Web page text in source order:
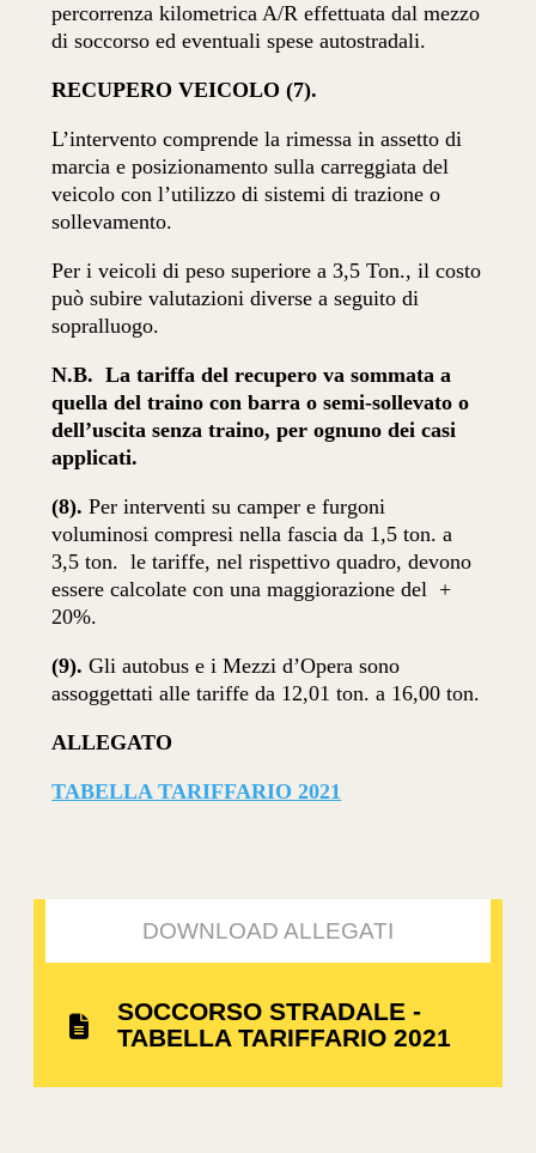
percorrenza kilometrica A/R effettuata dal mezzo
di soccorso ed eventuali spese autostradali.
RECUPERO VEICOLO (7).
L’intervento comprende la rimessa in assetto di
marcia e posizionamento sulla carreggiata del
veicolo con l’utilizzo di sistemi di trazione o
sollevamento.
Per i veicoli di peso superiore a 3,5 Ton., il costo
può subire valutazioni diverse a seguito di
sopralluogo.
N.B. La tariffa del recupero va sommata a
quella del traino con barra o semi-sollevato o
dell’uscita senza traino, per ognuno dei casi
applicati.
(8).Per interventi su camper e furgoni
voluminosi compresi nella fascia da 1,5 ton. a
3,5 ton. le tariffe, nel rispettivo quadro, devono
essere calcolate con una maggiorazione del +
20%.
(9).Gli autobus e i Mezzi d’Opera sono
assoggettati alle tariffe da 12,01 ton. a 16,00 ton.
ALLEGATO
TABELLA TARIFFARIO 2021
DOWNLOAD ALLEGATI
SOCCORSO STRADALE -
TABELLA TARIFFARIO 2021